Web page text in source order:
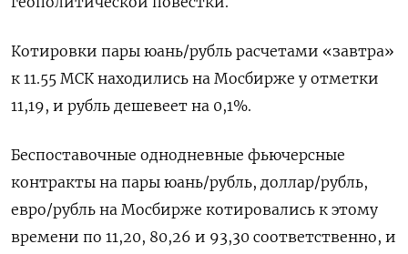
Котировки пары юань/рубль расчетами «завтра»
к 11.55 МСК находились на Мосбирже у отметки
11,19, и рубль дешевеет на 0,1%.
Беспоставочные однодневные фьючерсные
контракты на пары юань/рубль, доллар/рубль,
евро/рубль на Мосбирже котировались к этому
времени по 11,20, 80,26 и 93,30 соответственно, и